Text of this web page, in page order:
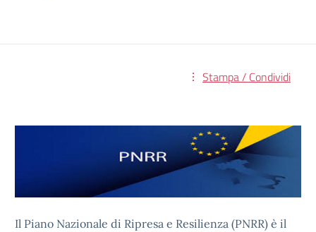
Stampa / Condividi
Il Piano Nazionale di Ripresa e Resilienza (PNRR) è il